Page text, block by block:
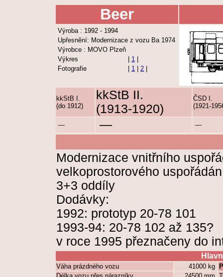
Beer
Výroba : 1992 - 1994
Upřesnění: Modernizace z vozu Ba 1974
Výrobce : MOVO Plzeň
Výkres
1
Fotografie
1 2
kkStB I.
(do 1912)
kkStB II.
(1913-1920)
ČSD I.
(1921-
— — —
Modernizace vnitřního
velkoprostorového
3+3 oddíly
Dodávky:
1992: prototyp 20-78 101
1993-94: 20-78 102 až 135?
v roce 1995 přeznačeny do
Váha prázdného vozu 41000 kg